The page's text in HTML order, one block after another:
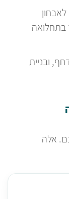
בתחלואה
ובניית
אלה